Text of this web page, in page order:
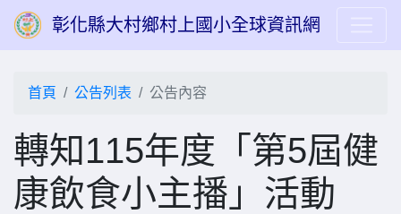
彰化縣大村鄉村上國小全球資訊網
首頁 公告列表 公告內容
轉知115年度「第5屆健
康飲食小主播」活動